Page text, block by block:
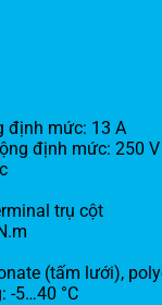
định mức: 13 A
định mức: 250 V
trụ cột
(tấm lưới),
-5…40 °C